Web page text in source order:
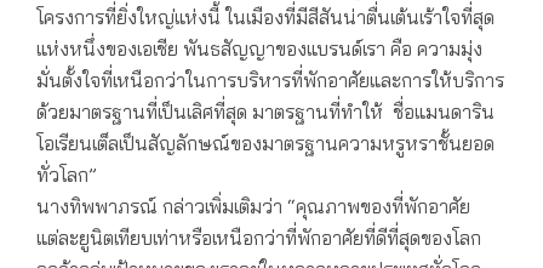
โครงการที่ยิ่งใหญ่แห่งนี้ ในเมืองที่มีสีสันน่าตื่นเต้นเร้าใจที่สุด
แห่งหนึ่งของเอเชีย พันธสัญญาของแบรนด์เรา คือ ความมุ่ง
มั่นตั้งใจที่เหนือกว่าในการบริหารที่พักอาศัยและการให้บริการ
ด้วยมาตรฐานที่เป็นเลิศที่สุด มาตรฐานที่ทำให้ ชื่อแมนดาริน
โอเรียนเต็ลเป็นสัญลักษณ์ของมาตรฐานความหรูหราชั้นยอด
ทั่วโลก”
นางทิพพาภรณ์ กล่าวเพิ่มเติมว่า “คุณภาพของที่พักอาศัย
แต่ละยูนิตเทียบเท่าหรือเหนือกว่าที่พักอาศัยที่ดีที่สุดของโลก